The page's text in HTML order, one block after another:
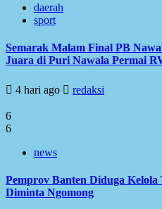
daerah
sport
Semarak Malam Final PB
Juara di Puri Nawala Permai
4 hari ago redaksi
6
6
news
Pemprov Banten Diduga
Diminta Ngomong